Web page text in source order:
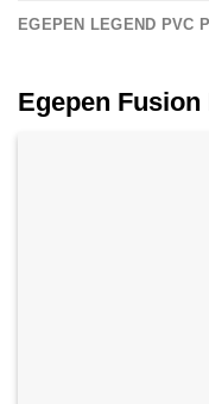
EGEPEN LEGEND PVC
Egepen